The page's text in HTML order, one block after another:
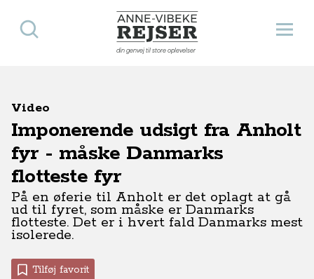
Anne-Vibeke Rejser
din genvej til store oplevelser
Åbn
Søg
Video
Imponerende udsigt fra Anholt
fyr - måske Danmarks
flotteste fyr
På en øferie til Anholt er det oplagt at gå
ud til fyret, som måske er Danmarks
flotteste. Det er i hvert fald Danmarks mest
isolerede.
Tilføj favorit